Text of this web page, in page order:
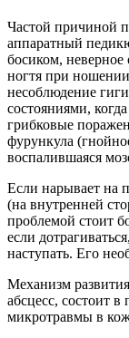
Частой причиной
аппаратный
босиком, неверное
ногтя при
несоблюдение
состояниями,
грибковые
фурункула
воспалившаяся
Если нарывает на
(на внутренней
проблемой стоит
если
наступать. Его
Механизм
абсцесс, состоит
микротравмы в